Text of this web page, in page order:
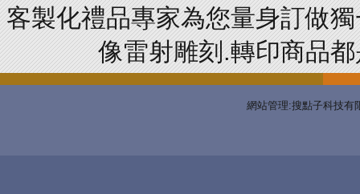
客製化禮品專家為您量身訂做
像雷射雕刻.轉印商品
網站管理:搜點子科技有